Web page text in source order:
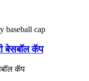
बेसबॉल कॅप
कॅप